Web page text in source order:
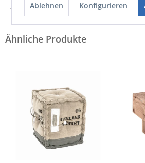
Weitere Informationen zum
Ablehnen Konfigurieren